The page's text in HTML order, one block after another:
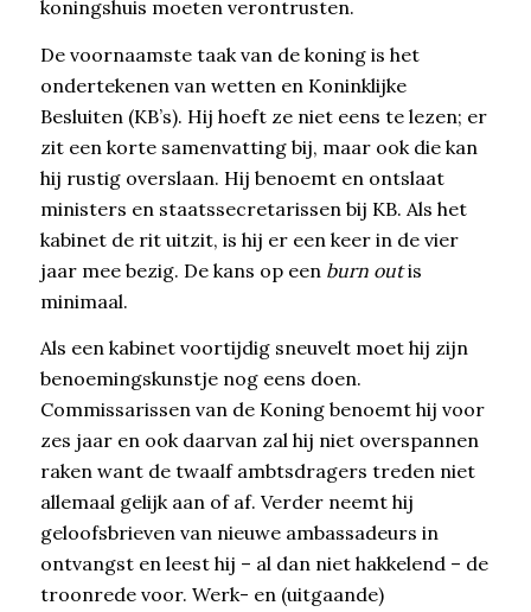
koningshuis moeten verontrusten.
De voornaamste taak van de koning is het
ondertekenen van wetten en Koninklijke
Besluiten (KB’s). Hij hoeft ze niet eens te lezen; er
zit een korte samenvatting bij, maar ook die kan
hij rustig overslaan. Hij benoemt en ontslaat
ministers en staatssecretarissen bij KB. Als het
kabinet de rit uitzit, is hij er een keer in de vier
jaar mee bezig. De kans op een burn outis
minimaal.
Als een kabinet voortijdig sneuvelt moet hij zijn
benoemingskunstje nog eens doen.
Commissarissen van de Koning benoemt hij voor
zes jaar en ook daarvan zal hij niet overspannen
raken want de twaalf ambtsdragers treden niet
allemaal gelijk aan of af. Verder neemt hij
geloofsbrieven van nieuwe ambassadeurs in
ontvangst en leest hij – al dan niet hakkelend – de
troonrede voor. Werk- en (uitgaande)